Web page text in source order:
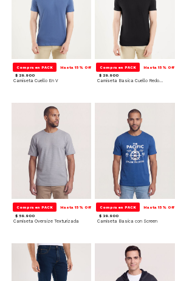
Compra en PACK Hasta 15% Off
$ 29.900
Camiseta Cuello En V
Compra en PACK Hasta 15% Off
$ 29.900
Camiseta Basica Cuello Redondo
Compra en PACK Hasta 15% Off
$ 59.900
Camiseta Oversize Texturizada
Compra en PACK Hasta 15% Off
$ 39.900
Camiseta Basica con Screen